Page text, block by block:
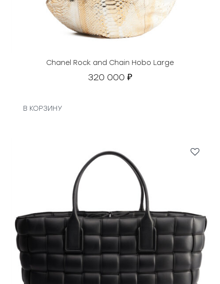
Chanel Rock and Chain Hobo Large
320 000 ₽
В КОРЗИНУ